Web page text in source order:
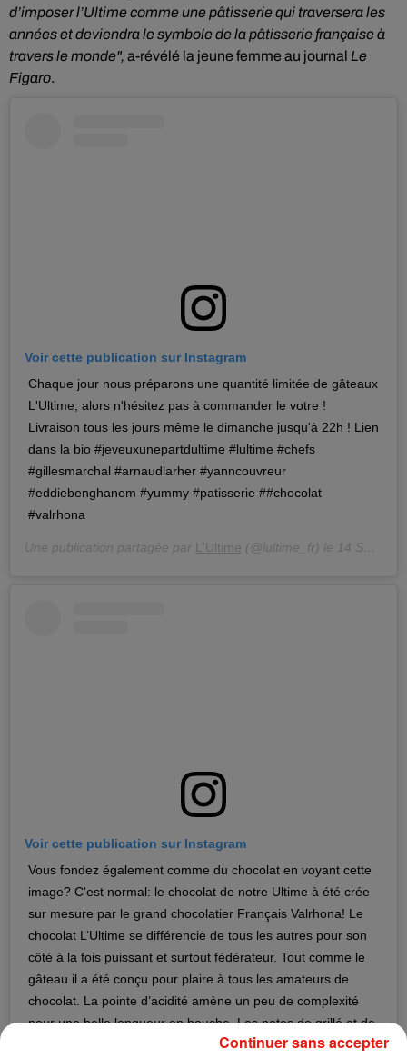
d’imposer l’Ultime comme une pâtisserie qui traversera les
années et deviendra le symbole de la pâtisserie française à
travers le monde", a-révélé la jeune femme au journal Le
Figaro.
Voir cette publication sur Instagram
Chaque jour nous préparons une quantité limitée de gâteaux
L'Ultime, alors n'hésitez pas à commander le votre !
Livraison tous les jours même le dimanche jusqu'à 22h ! Lien
dans la bio #jeveuxunepartdultime #lultime #chefs
#gillesmarchal #arnaudlarher #yanncouvreur
#eddiebenghanem #yummy #patisserie ##chocolat
#valrhona
Une publication partagée par L'Ultime (@lultime_fr) le 14 Sept. 2019 à 1 :35 PDT
Voir cette publication sur Instagram
Vous fondez également comme du chocolat en voyant cette
image? C'est normal: le chocolat de notre Ultime à été crée
sur mesure par le grand chocolatier Français Valrhona! Le
chocolat L’Ultime se différencie de tous les autres pour son
côté à la fois puissant et surtout fédérateur. Tout comme le
gâteau il a été conçu pour plaire à tous les amateurs de
chocolat. La pointe d’acidité amène un peu de complexité
pour une belle longueur en bouche. Les notes de grillé et de
vanille de Tahiti le rendent complètement addictif. Fondez
Continuer sans accepter